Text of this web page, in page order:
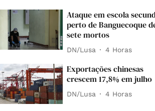
Ataque em escola
perto de Banguecoque
sete mortos
DN/Lusa 4 Horas
Exportações chinesas
crescem 17,8% em julho
DN/Lusa 4 Horas